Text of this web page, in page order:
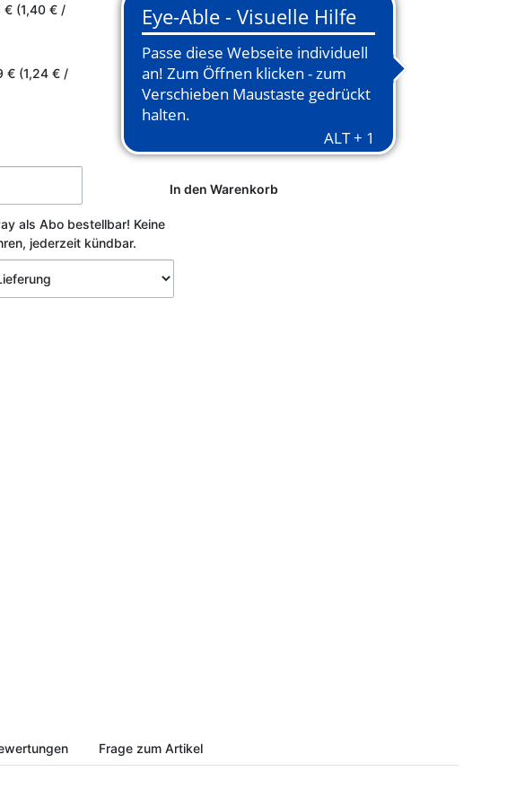
€ (1,40 € /
€ (1,24 € /
In den Warenkorb
als Abo bestellbar! Keine
jederzeit kündbar.
Frage zum Artikel